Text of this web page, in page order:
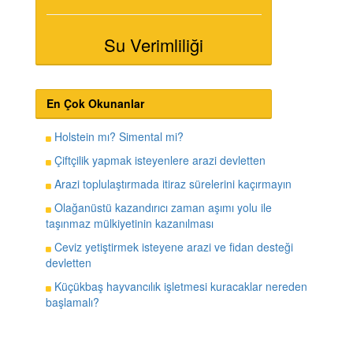
Su Verimliliği
En Çok Okunanlar
Holstein mı? Simental mi?
Çiftçilik yapmak isteyenlere arazi devletten
Arazi toplulaştırmada itiraz sürelerini kaçırmayın
Olağanüstü kazandırıcı zaman aşımı yolu ile
taşınmaz mülkiyetinin kazanılması
Ceviz yetiştirmek isteyene arazi ve fidan desteği
devletten
Küçükbaş hayvancılık işletmesi kuracaklar nereden
başlamalı?